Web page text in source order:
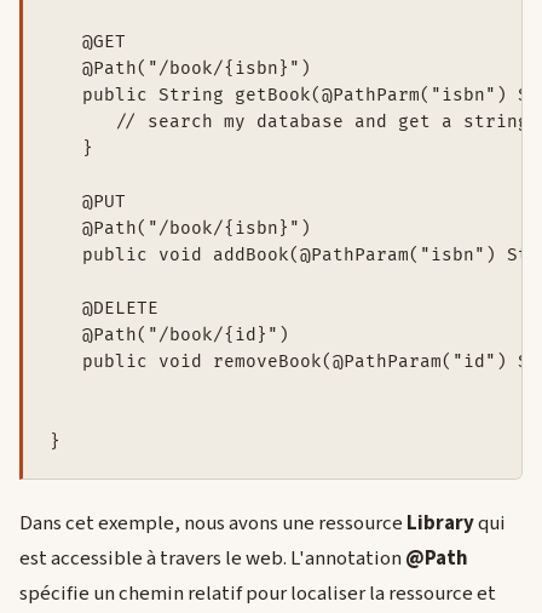
   @GET
   @Path("/book/{isbn}")
public String getBook(@PathParm("isbn")
// search my database and get a string
   }
   @PUT
   @Path("/book/{isbn}")
public void addBook(@PathParam("isbn")
   @DELETE
   @Path("/book/{id}")
public void removeBook(@PathParam("id")
Dans cet exemple, nous avons une ressource Libraryqui
est accessible à travers le web. L'annotation@Path
spécifie un chemin relatif pour localiser la ressource et